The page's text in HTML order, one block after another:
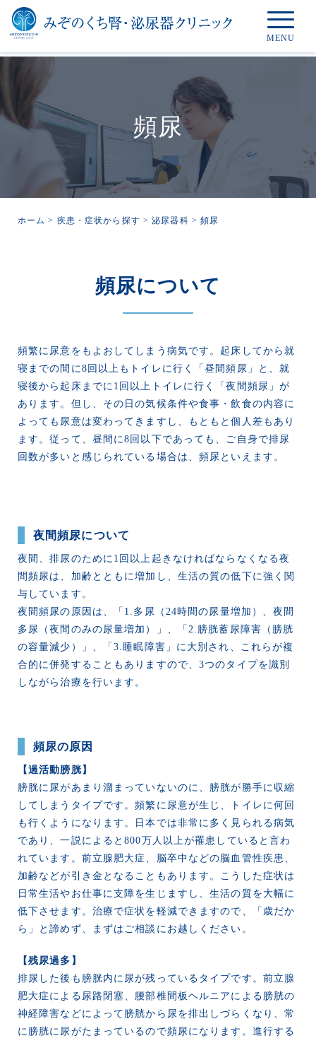
頻尿
ホーム > 疾患・症状から探す >泌尿器科 >頻尿
頻尿について
頻繁に尿意をもよおしてしまう病気です。起床してから就
寝までの間に8回以上もトイレに行く「昼間頻尿」と、就
寝後から起床までに1回以上トイレに行く「夜間頻尿」が
あります。但し、その日の気候条件や食事・飲食の内容に
よっても尿意は変わってきますし、もともと個人差もあり
ます。従って、昼間に8回以下であっても、ご自身で排尿
回数が多いと感じられている場合は、頻尿といえます。
夜間頻尿について
夜間、排尿のために1回以上起きなければならなくなる夜
間頻尿は、加齢とともに増加し、生活の質の低下に強く関
与しています。
夜間頻尿の原因は、「1.多尿（24時間の尿量増加）、夜間
多尿（夜間のみの尿量増加）」、「2.膀胱蓄尿障害（膀胱
の容量減少）」、「3.睡眠障害」に大別され、これらが複
合的に併発することもありますので、3つのタイプを識別
しながら治療を行います。
頻尿の原因
【過活動膀胱】
膀胱に尿があまり溜まっていないのに、膀胱が勝手に収縮
してしまうタイプです。頻繁に尿意が生じ、トイレに何回
も行くようになります。日本では非常に多く見られる病気
であり、一説によると800万人以上が罹患していると言わ
れています。前立腺肥大症、脳卒中などの脳血管性疾患、
加齢などが引き金となることもあります。こうした症状は
日常生活やお仕事に支障を生じますし、生活の質を大幅に
低下させます。治療で症状を軽減できますので、「歳だか
ら」と諦めず、まずはご相談にお越しください。
【残尿過多】
排尿した後も膀胱内に尿が残っているタイプです。前立腺
肥大症による尿路閉塞、腰部椎間板ヘルニアによる膀胱の
神経障害などによって膀胱から尿を排出しづらくなり、常
に膀胱に尿がたまっているので頻尿になります。進行する